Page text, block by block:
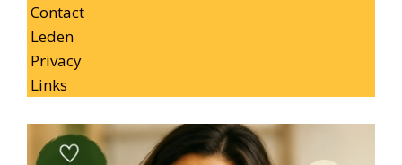
Contact
Leden
Privacy
Links